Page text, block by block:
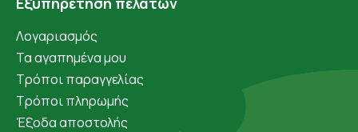
Λογαριασμός
Τα αγαπημένα μου
Τρόποι παραγγελίας
Τρόποι πληρωμής
Έξοδα αποστολής